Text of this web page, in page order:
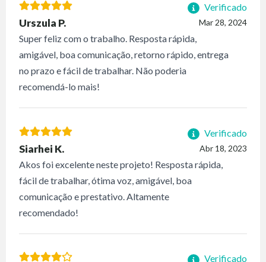
Verificado
Mar 28, 2024
Urszula P.
Super feliz com o trabalho. Resposta rápida,
amigável, boa comunicação, retorno rápido, entrega
no prazo e fácil de trabalhar. Não poderia
recomendá-lo mais!
Verificado
Abr 18, 2023
Siarhei K.
Akos foi excelente neste projeto! Resposta rápida,
fácil de trabalhar, ótima voz, amigável, boa
comunicação e prestativo. Altamente
recomendado!
Verificado